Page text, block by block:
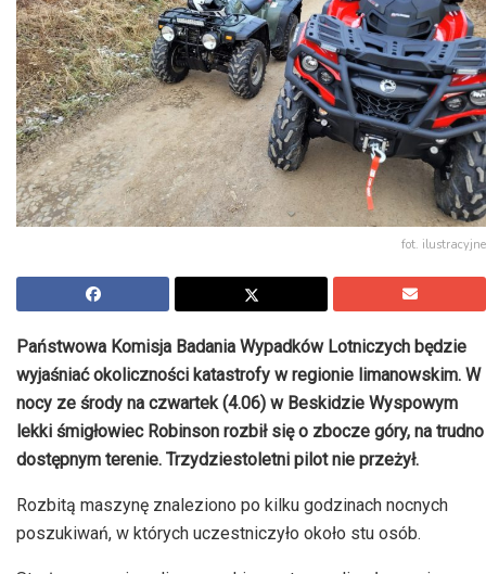
fot. ilustracyjne
Państwowa Komisja Badania Wypadków Lotniczych będzie
wyjaśniać okoliczności katastrofy w regionie limanowskim. W
nocy ze środy na czwartek (4.06) w Beskidzie Wyspowym
lekki śmigłowiec Robinson rozbił się o zbocze góry, na trudno
dostępnym terenie. Trzydziestoletni pilot nie przeżył.
Rozbitą maszynę znaleziono po kilku godzinach nocnych
poszukiwań, w których uczestniczyło około stu osób.